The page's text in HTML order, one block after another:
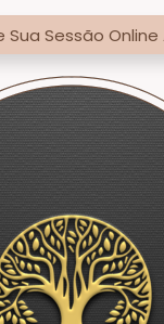
Sua Sessão Online